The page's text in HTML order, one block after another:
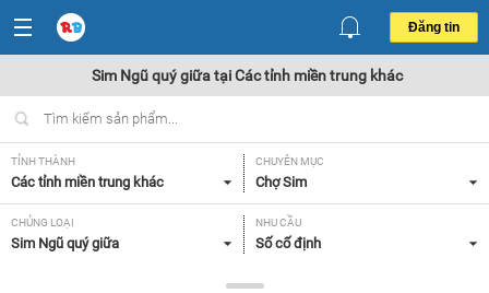
Đăng tin
Sim Ngũ quý giữa tại Các tỉnh miền trung khác
TỈNH THÀNH
Các tỉnh miền trung khác
CHUYÊN MỤC
Chợ Sim
CHỦNG LOẠI
Sim Ngũ quý giữa
NHU CẦU
Số cố định